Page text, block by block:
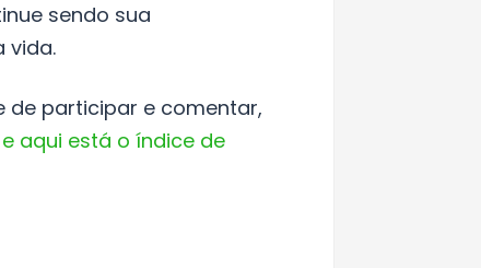
sendo sua
vida.
de participar e comentar,
e aqui está o índice de